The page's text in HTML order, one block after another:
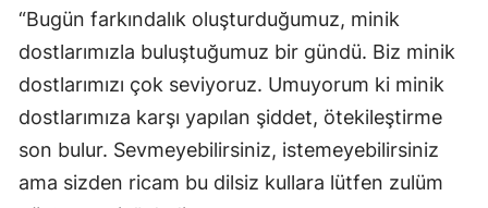
“Bugün farkındalık oluşturduğumuz, minik
dostlarımızla buluştuğumuz bir gündü. Biz minik
dostlarımızı çok seviyoruz. Umuyorum ki minik
dostlarımıza karşı yapılan şiddet, ötekileştirme
son bulur. Sevmeyebilirsiniz, istemeyebilirsiniz
ama sizden ricam bu dilsiz kullara lütfen zulüm